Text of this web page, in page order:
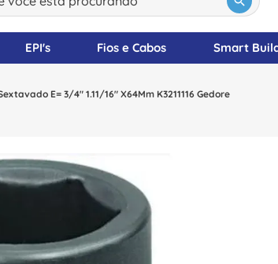
EPI's Fios e Cabos Smart
E= 3/4" 1.11/16" X64Mm K3211116 Gedore